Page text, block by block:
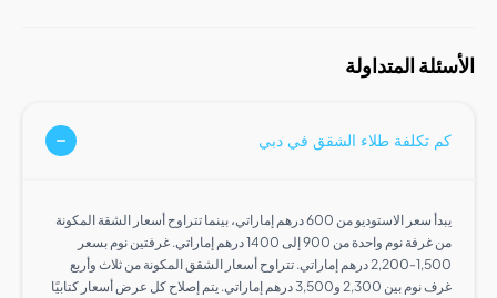
المتداولة
تكلفة طلاء الشقق في دبي
يبدأ سعر الاستوديو من 600 درهم إماراتي، بينما تتراوح أسعار الشقة المكونة
من غرفة نوم واحدة من 900 إلى 1400 درهم إماراتي. غرفتين نوم بسعر
1,500-2,200 درهم إماراتي. تتراوح أسعار الشقق المكونة من ثلاث وأربع
غرف نوم بين 2,300 و3,500 درهم إماراتي. يتم إصلاح كل عرض أسعار كتابيًا